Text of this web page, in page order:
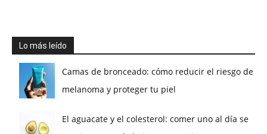
Lo más leído
Camas de bronceado: cómo reducir el riesgo de
melanoma y proteger tu piel
El aguacate y el colesterol: comer uno al día se